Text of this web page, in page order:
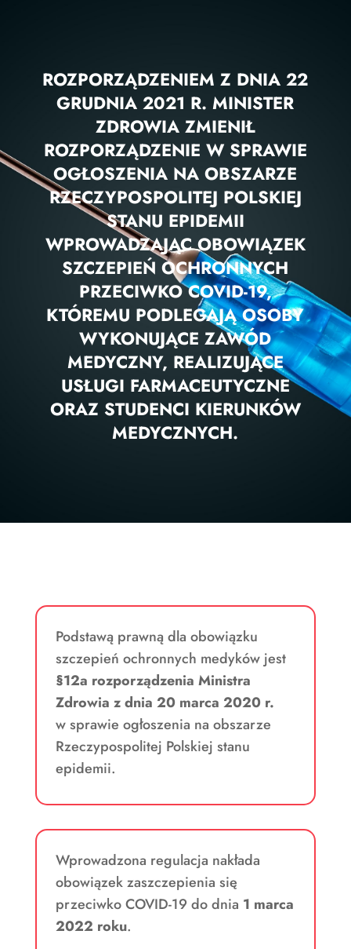
ROZPORZĄDZENIEM Z DNIA 22
GRUDNIA 2021 R. MINISTER
ZDROWIA ZMIENIŁ
ROZPORZĄDZENIE W SPRAWIE
OGŁOSZENIA NA OBSZARZE
RZECZYPOSPOLITEJ POLSKIEJ
STANU EPIDEMII
WPROWADZAJĄC OBOWIĄZEK
SZCZEPIEŃ OCHRONNYCH
PRZECIWKO COVID-19,
KTÓREMU PODLEGAJĄ OSOBY
WYKONUJĄCE ZAWÓD
MEDYCZNY, REALIZUJĄCE
USŁUGI FARMACEUTYCZNE
ORAZ STUDENCI KIERUNKÓW
MEDYCZNYCH.
Podstawą prawną dla obowiązku
szczepień ochronnych medyków jest
§12a rozporządzenia Ministra
Zdrowia z dnia 20 marca 2020 r.
w sprawie ogłoszenia na obszarze
Rzeczypospolitej Polskiej stanu
epidemii.
Wprowadzona regulacja nakłada
obowiązek zaszczepienia się
przeciwko COVID-19 do dnia 1 marca
2022 roku.